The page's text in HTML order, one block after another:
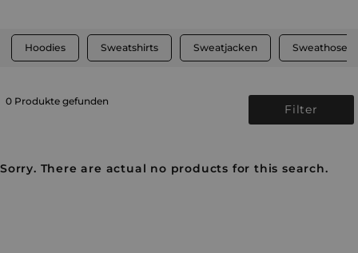
Hoodies Sweatshirts Sweatjacken Sweathosen
0 Produkte gefunden
Filter
Sorry. There are actual no products for this search.